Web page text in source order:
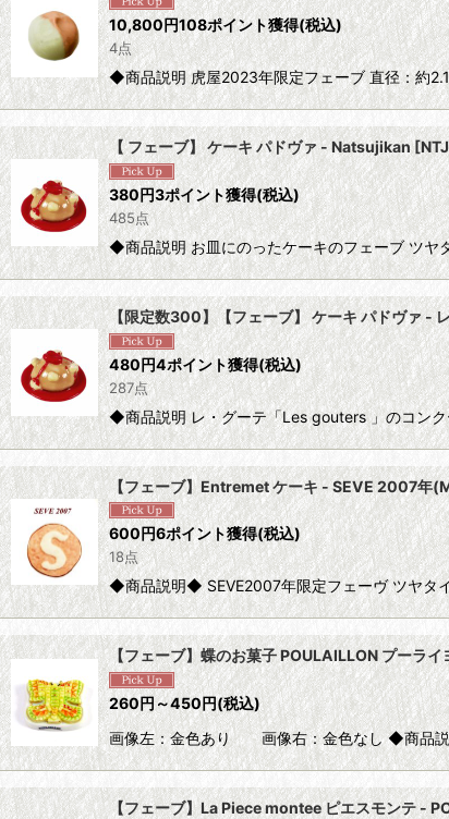
10,800円108ポイント獲得(税込)
4点
◆商品説明 虎屋2023年限定フェーブ 直径：約
【 フェーブ】 ケーキ パドヴァ - Natsujikan [
380円3ポイント獲得(税込)
485点
◆商品説明 お皿にのったケーキのフェーブ ツ
【限定数300】【フェーブ】 ケーキ パドヴァ
480円4ポイント獲得(税込)
287点
◆商品説明 レ・グーテ「Les gouters 」のコン
【フェーブ】Entremet ケーキ - SEVE 2007年
600円6ポイント獲得(税込)
18点
◆商品説明◆ SEVE2007年限定フェーヴ ツヤ
【フェーブ】蝶のお菓子 POULAILLON プーラ
260円～450円(税込)
画像左：金色あり 画像右：金色なし ◆商品
【フェーブ】La Piece montee ピエスモンテ -